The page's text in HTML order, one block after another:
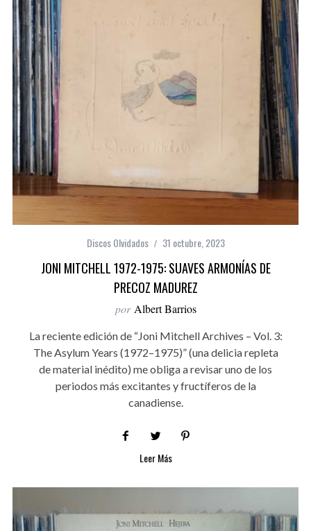
Discos Olvidados 31 octubre, 2023
JONI MITCHELL 1972-1975: SUAVES ARMONÍAS DE
PRECOZ MADUREZ
por Albert Barrios
La reciente edición de “Joni Mitchell Archives – Vol. 3:
The Asylum Years (1972–1975)” (una delicia repleta
de material inédito) me obliga a revisar uno de los
periodos más excitantes y fructíferos de la
canadiense.
Leer Más